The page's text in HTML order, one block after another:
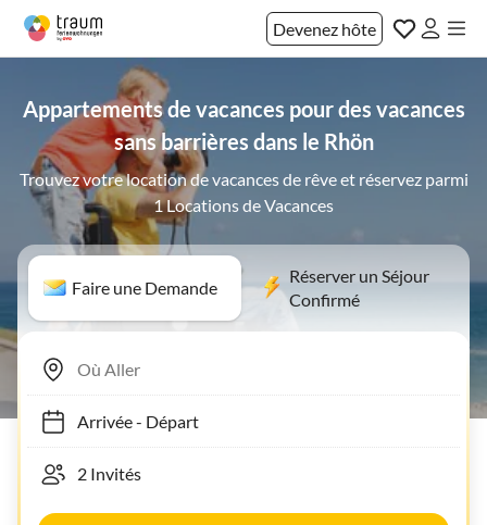
Devenez hôte
Appartements de vacances pour des vacances
sans barrières dans le Rhön
Trouvez votre location de vacances de rêve et réservez parmi
1 Locations de Vacances
Faire une Demande
Réserver un Séjour
Confirmé
Arrivée- Départ